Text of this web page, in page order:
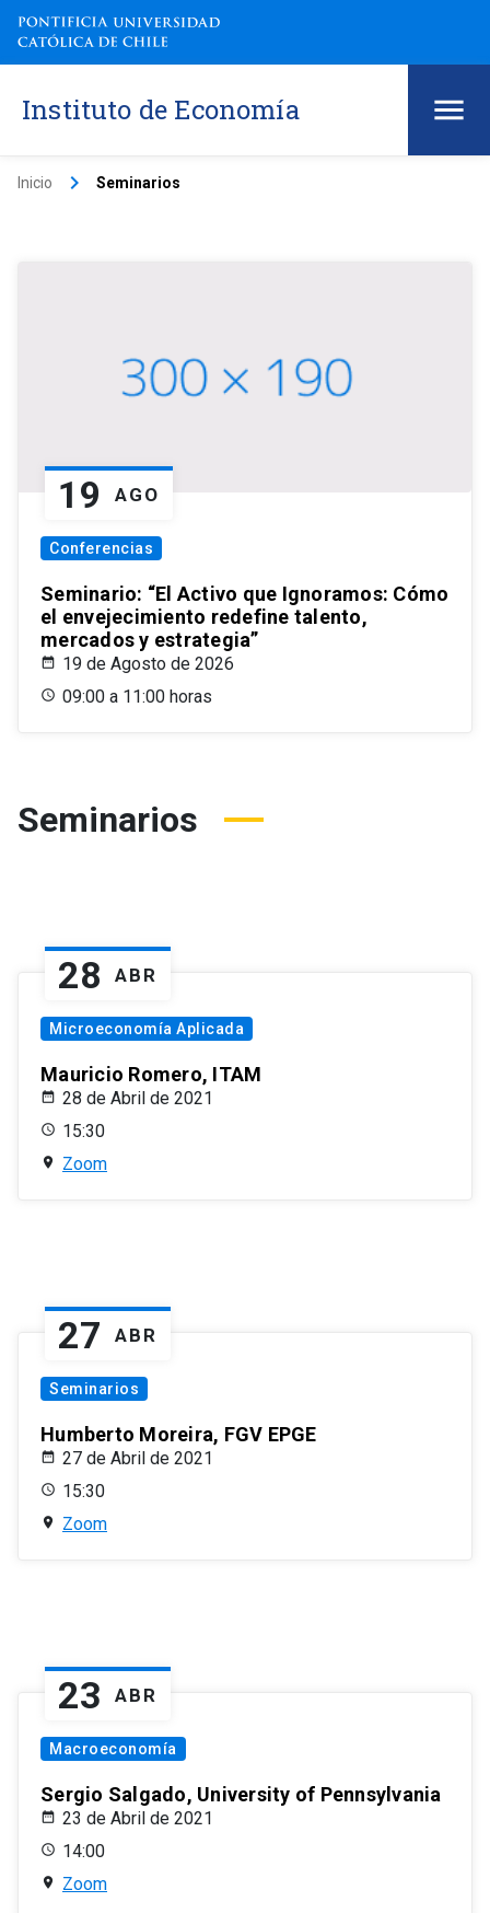
Instituto de Economía
Inicio keyboard_arrow_right Seminarios
19 AGO
Conferencias
Seminario: “El Activo que Ignoramos: Cómo
el envejecimiento redefine talento,
mercados y estrategia”
19 de Agosto de 2026
09:00 a 11:00 horas
Seminarios
28 ABR
Microeconomía Aplicada
Mauricio Romero, ITAM
28 de Abril de 2021
15:30
Zoom
27 ABR
Seminarios
Humberto Moreira, FGV EPGE
27 de Abril de 2021
15:30
Zoom
23 ABR
Macroeconomía
Sergio Salgado, University of Pennsylvania
23 de Abril de 2021
14:00
Zoom